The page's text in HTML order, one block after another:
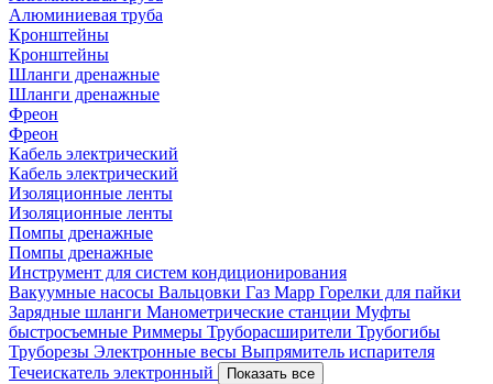
Алюминиевая труба
Кронштейны
Кронштейны
Шланги дренажные
Шланги дренажные
Фреон
Фреон
Кабель электрический
Кабель электрический
Изоляционные ленты
Изоляционные ленты
Помпы дренажные
Помпы дренажные
Инструмент для систем кондиционирования
Вакуумные насосы Вальцовки Газ Mapp Горелки для пайки
Зарядные шланги Манометрические станции Муфты
быстросъемные Риммеры Труборасширители Трубогибы
Труборезы Электронные весы Выпрямитель испарителя
Течеискатель электронный
Показать все